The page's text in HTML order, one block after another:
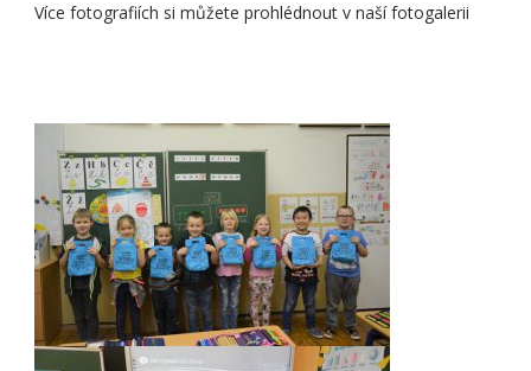
Více fotografiích si můžete prohlédnout v naší fotogalerii